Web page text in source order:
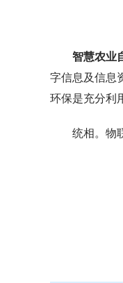
智慧农业
字信息及信息
环保是充分利
统相。物